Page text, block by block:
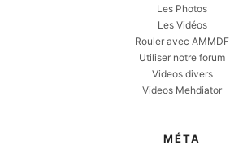
Les Photos
Les Vidéos
Rouler avec AMMDF
Utiliser notre forum
Videos divers
Videos Mehdiator
MÉTA